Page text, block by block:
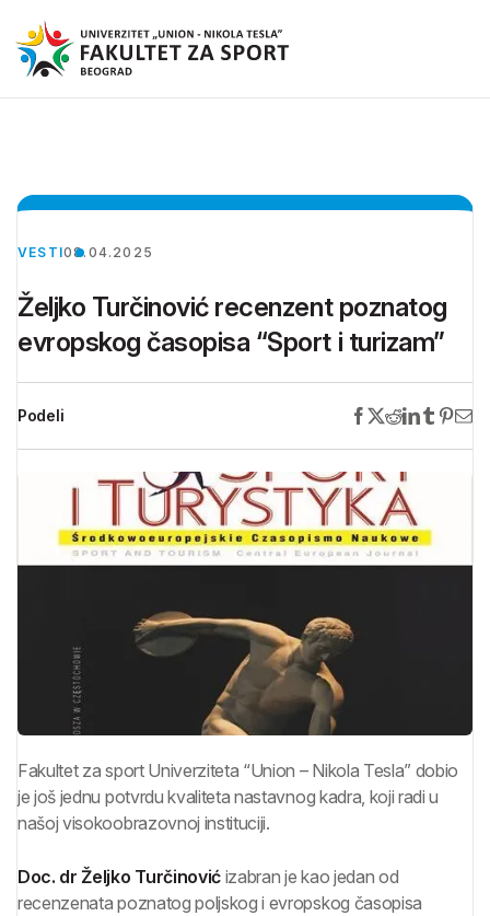
VESTI08.04.2025
Željko Turčinović recenzent poznatog
evropskog časopisa “Sport i turizam”
Podeli
Fakultet za sport Univerziteta “Union – Nikola Tesla” dobio
je još jednu potvrdu kvaliteta nastavnog kadra, koji radi u
našoj visokoobrazovnoj instituciji.
Doc. dr Željko Turčinović izabran je kao jedan od
recenzenata poznatog poljskog i evropskog časopisa